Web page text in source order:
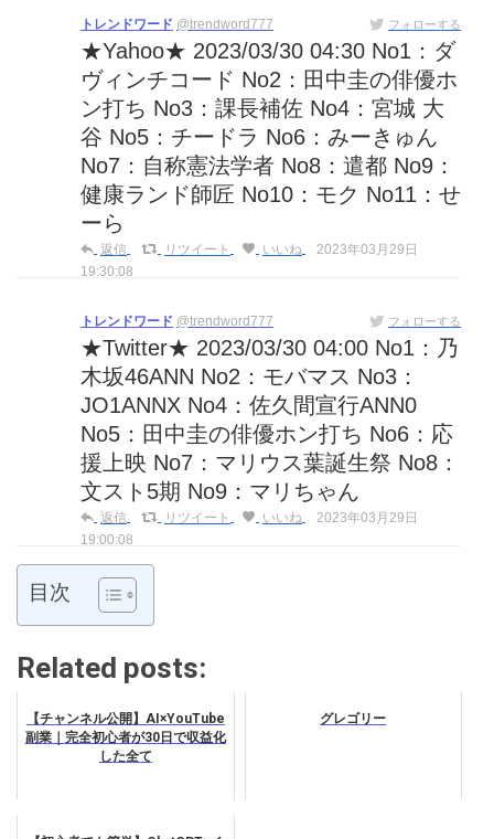
トレンドワード @trendword777 フォローする
★Yahoo★ 2023/03/30 04:30 No1：ダ
ヴィンチコード No2：田中圭の俳優ホ
ン打ち No3：課長補佐 No4：宮城 大
谷 No5：チードラ No6：みーきゅん
No7：自称憲法学者 No8：遣都 No9：
健康ランド師匠 No10：モク No11：せ
ーら
返信 リツイート いいね
2023年03月29日
19:30:08
トレンドワード @trendword777 フォローする
★Twitter★ 2023/03/30 04:00 No1：乃
木坂46ANN No2：モバマス No3：
JO1ANNX No4：佐久間宣行ANN0
No5：田中圭の俳優ホン打ち No6：応
援上映 No7：マリウス葉誕生祭 No8：
文スト5期 No9：マリちゃん
返信 リツイート いいね
2023年03月29日
19:00:08
目次
Related posts:
【チャンネル公開】AI×YouTube
副業｜完全初心者が30日で収益化
した全て
グレゴリー